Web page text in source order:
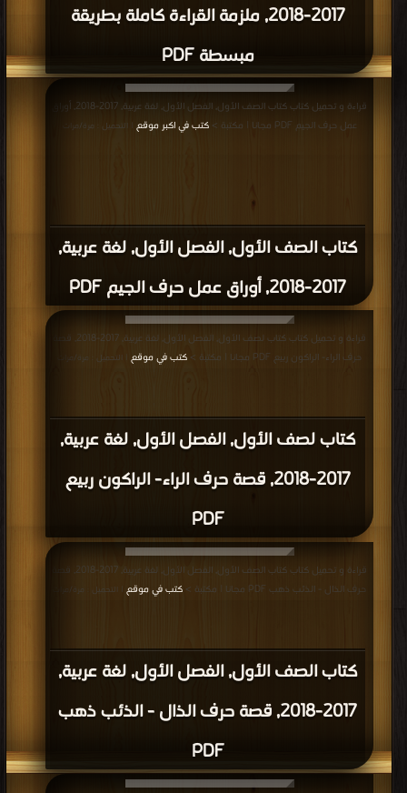
2017-2018, ملزمة القراءة كاملة بطريقة
مبسطة PDF
كتاب الصف الأول, الفصل الأول, لغة عربية,
2017-2018, أوراق عمل حرف الجيم PDF
قراءة و تحميل كتاب كتاب الصف الأول, الفصل الأول, لغة عربية, 2017-2018, أوراق
عمل حرف الجيم PDF مجانا | مكتبة >
كتب في اكبر موقع | التحميل : مرة/مرات
كتاب لصف الأول, الفصل الأول, لغة عربية,
2017-2018, قصة حرف الراء- الراكون ربيع
PDF
قراءة و تحميل كتاب كتاب لصف الأول, الفصل الأول, لغة عربية, 2017-2018, قصة
حرف الراء- الراكون ربيع PDF مجانا | مكتبة >
كتب في موقع | التحميل : مرة/مرات
كتاب الصف الأول, الفصل الأول, لغة عربية,
2017-2018, قصة حرف الذال - الذئب ذهب
PDF
قراءة و تحميل كتاب كتاب الصف الأول, الفصل الأول, لغة عربية, 2017-2018, قصة
حرف الذال - الذئب ذهب PDF مجانا | مكتبة >
كتب في موقع | التحميل : مرة/مرات